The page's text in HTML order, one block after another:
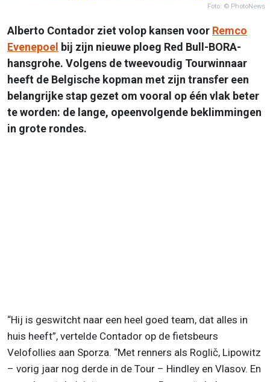
Foto: © PhotoNews
Alberto Contador ziet volop kansen voor Remco
Evenepoel bij zijn nieuwe ploeg Red Bull-BORA-
hansgrohe. Volgens de tweevoudig Tourwinnaar
heeft de Belgische kopman met zijn transfer een
belangrijke stap gezet om vooral op één vlak beter
te worden: de lange, opeenvolgende beklimmingen
in grote rondes.
“Hij is geswitcht naar een heel goed team, dat alles in
huis heeft”, vertelde Contador op de fietsbeurs
Velofollies aan Sporza. “Met renners als Roglič, Lipowitz
– vorig jaar nog derde in de Tour – Hindley en Vlasov. En